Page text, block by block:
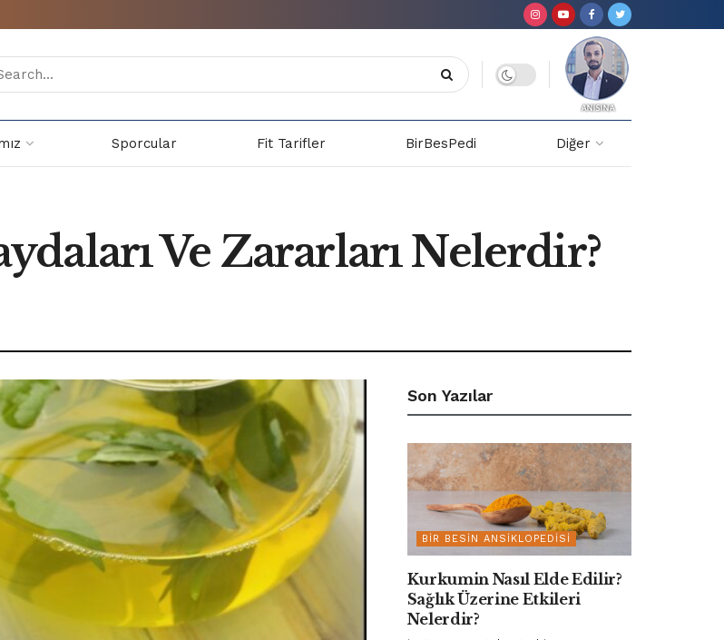
Sporcular Fit Tarifler BirBesPedi Diğer
Ve Zararları Nelerdir?
Son Yazılar
BIR BESIN ANSIKLOPEDISI
Kurkumin Nasıl Elde Edilir?
Sağlık Üzerine Etkileri
Nelerdir?